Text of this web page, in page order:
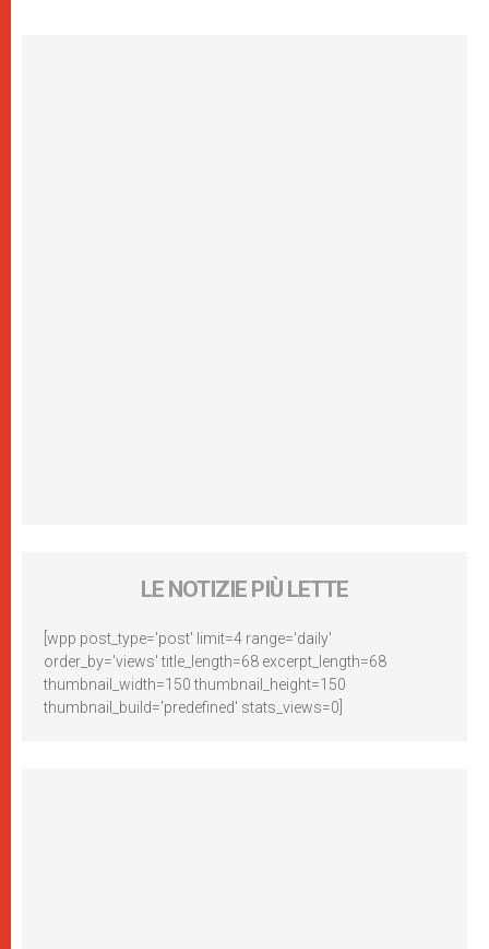
LE NOTIZIE PIÙ LETTE
[wpp post_type='post' limit=4 range='daily'
order_by='views' title_length=68 excerpt_length=68
thumbnail_width=150 thumbnail_height=150
thumbnail_build='predefined' stats_views=0]